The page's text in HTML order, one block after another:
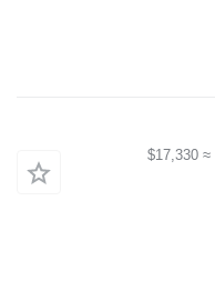
≈ $17,330